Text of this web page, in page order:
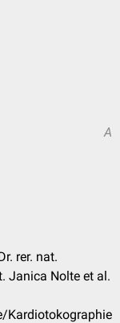
A
rer. nat.
Janica Nolte et al.
Kardiotokographie